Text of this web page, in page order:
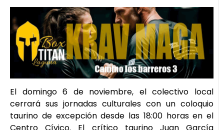
El domingo 6 de noviembre, el colectivo local
cerrará sus jornadas culturales con un coloquio
taurino de excepción desde las 18:00 horas en el
Centro Cívico. El crítico taurino Juan García